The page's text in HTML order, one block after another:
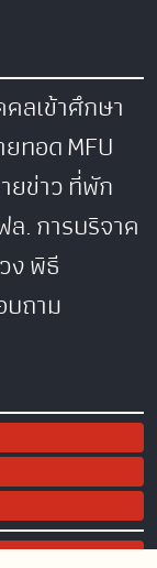
ลเข้าศึกษา
ทอดMFU
ยข่าวที่พัก
ล.การบริจาค
งพิธี
ถาม